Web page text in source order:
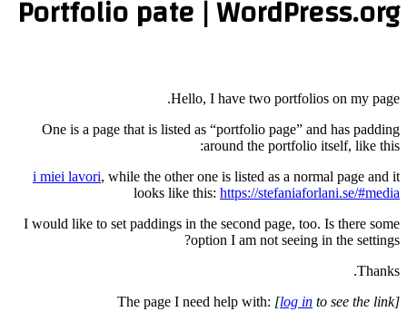
Portfolio pate | WordPress.org
Hello, I have two portfolios on my page.
One is a page that is listed as “portfolio page” and has padding
around the portfolio itself, like this:
i miei lavori, while the other one is listed as a normal page and it
looks like this: https://stefaniaforlani.se/#media
I would like to set paddings in the second page, too. Is there some
option I am not seeing in the settings?
Thanks.
The page I need help with: [log in to see the link]